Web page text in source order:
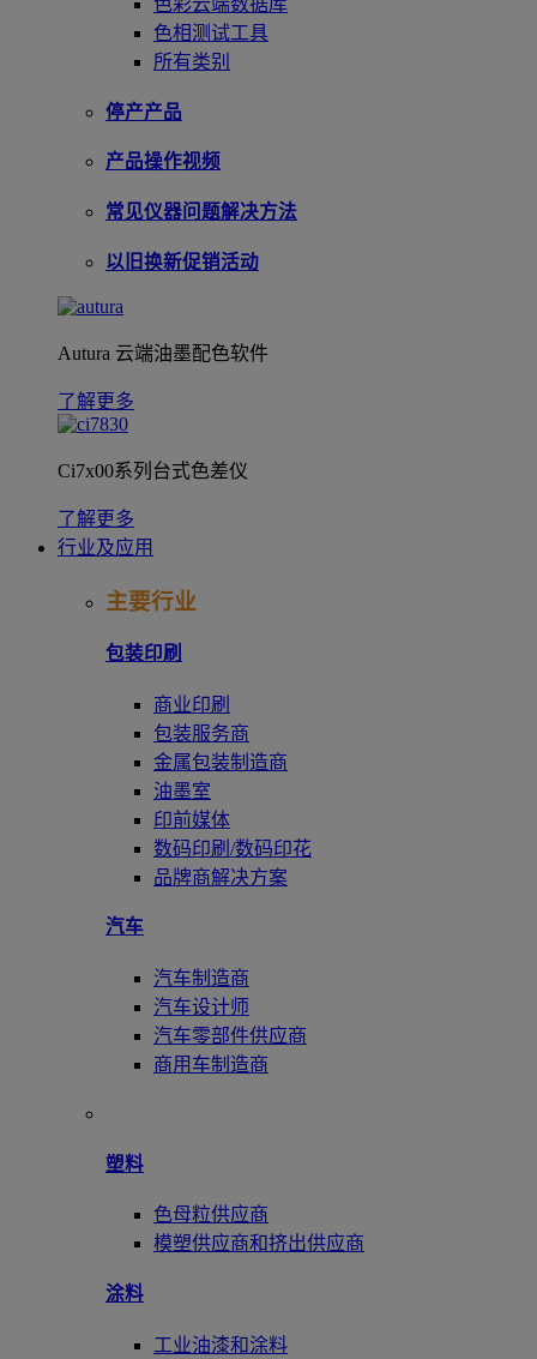
色相测试工具
所有类别
停产产品
产品操作视频
常见仪器问题解决方法
以旧换新促销活动
Autura 云端油墨配色软件
了解更多
Ci7x00系列台式色差仪
了解更多
行业及应用
主要行业
包装印刷
商业印刷
包装服务商
金属包装制造商
油墨室
印前媒体
数码印刷/数码印花
品牌商解决方案
汽车
汽车制造商
汽车设计师
汽车零部件供应商
商用车制造商
塑料
色母粒供应商
模塑供应商和挤出供应商
涂料
工业油漆和涂料